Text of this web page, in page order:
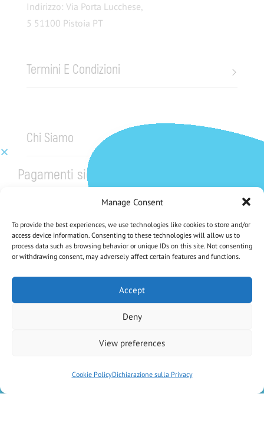
Manage Consent
To provide the best experiences, we use technologies like cookies to store and/or
access device information. Consenting to these technologies will allow us to
process data such as browsing behavior or unique IDs on this site. Not consenting
or withdrawing consent, may adversely affect certain features and functions.
Accept
Deny
View preferences
Cookie PolicyDichiarazione sulla Privacy
Indirizzo: Via Porta Lucchese,
5 51100 Pistoia PT
Termini E Condizioni
Chi Siamo
Pagamenti sicuri
Antica Farmacia Chiti di D.ssa Elisa Vaiani e C. SAS – P.IVA02046600470
CHE NE DICI DI UNO SCONTO DEL 5%?
Iscriviti Alla Nostra Newsletter